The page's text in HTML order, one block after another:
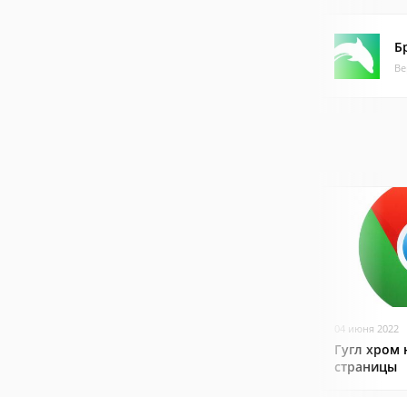
04 июня 2022
Гугл хром
страницы